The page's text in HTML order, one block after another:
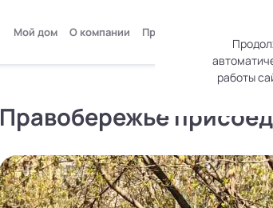
Мой дом О компании Пресс-центр
Правобережье
работы